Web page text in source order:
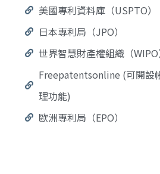
美國專利資料庫（USPTO）
日本專利局（JPO）
世界智慧財產權組織（WIPO
Freepatentsonline (可開設
理功能)
歐洲專利局（EPO）